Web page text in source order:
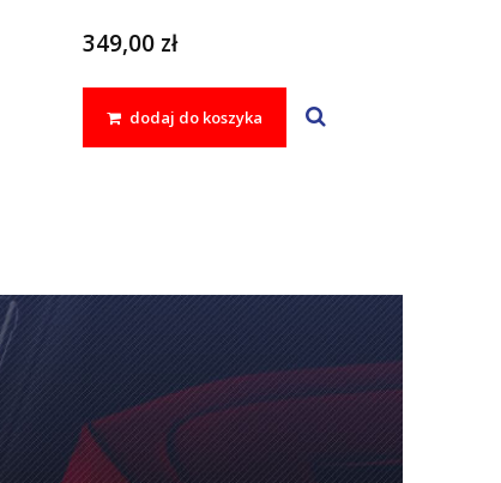
349,00 zł
dodaj do koszyka